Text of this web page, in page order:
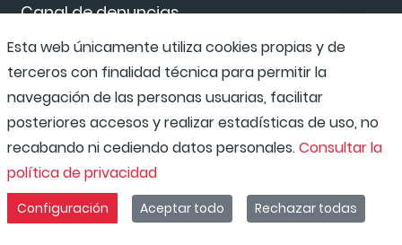
Canal de denuncias
Compliance Program
Esta web únicamente utiliza cookies propias y de
terceros con finalidad técnica para permitir la
navegación de las personas usuarias, facilitar
posteriores accesos y realizar estadísticas de uso, no
recabando ni cediendo datos personales.Consultar la
política de privacidad
Configuración Aceptar todo Rechazar todas